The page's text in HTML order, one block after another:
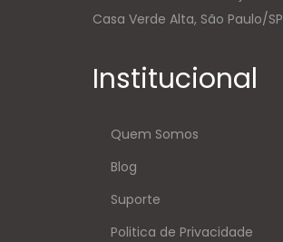
Casa Verde Alta, São Paulo/SP
Institucional
Quem Somos
Blog
Suporte
Politica de Privacidade